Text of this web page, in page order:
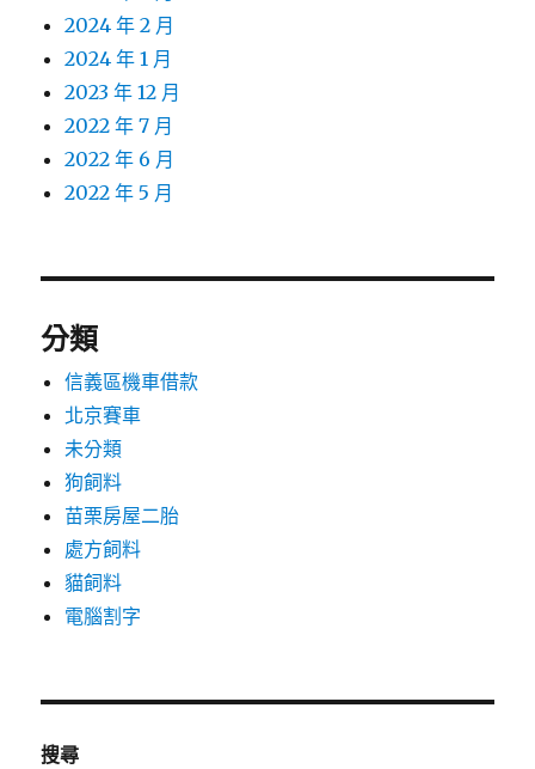
2024 年 2 月
2024 年 1 月
2023 年 12 月
2022 年 7 月
2022 年 6 月
2022 年 5 月
分類
信義區機車借款
北京賽車
未分類
狗飼料
苗栗房屋二胎
處方飼料
貓飼料
電腦割字
搜尋